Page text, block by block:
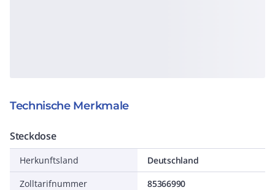
Technische Merkmale
Steckdose
Herkunftsland
Deutschland
Zolltarifnummer
85366990